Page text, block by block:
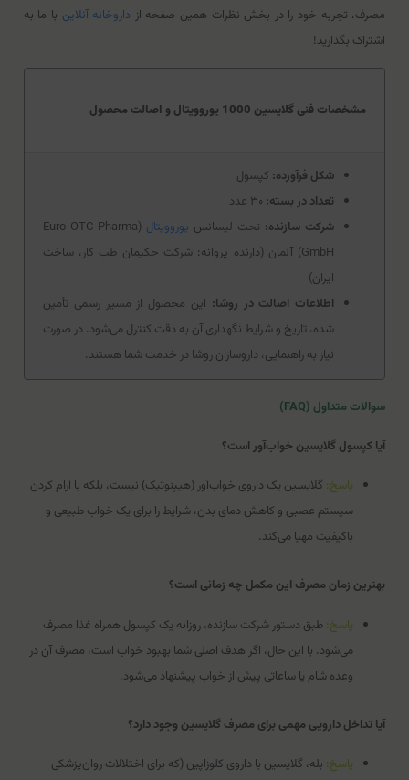
مصرف، تجربه خود را در بخش نظرات همین صفحه از داروخانه آنلاین با ما به
اشتراک بگذارید!
مشخصات فنی گلایسین 1000 یوروویتال و اصالت محصول
شکل فرآورده: کپسول
تعداد در بسته:
شرکت سازنده: تحت لیسانس یوروویتال (Euro OTC Pharma
GmbH) آلمان (دارنده پروانه: شرکت حکیمان طب کار، ساخت
ایران)
اطلاعات اصالت در روشا: این محصول از مسیر رسمی تأمین
شده، تاریخ و شرایط نگهداری آن به دقت کنترل می‌شود. در صورت
نیاز به راهنمایی، داروسازان روشا در خدمت شما هستند.
سوالات متداول (FAQ)
آیا کپسول گلایسین خواب‌آور است؟
پاسخ: گلایسین یک داروی خواب‌آور (هیپنوتیک) نیست، بلکه با آرام کردن
سیستم عصبی و کاهش دمای بدن، شرایط را برای یک خواب طبیعی و
باکیفیت مهیا می‌کند.
بهترین زمان مصرف این مکمل چه زمانی است؟
پاسخ:طبق دستور شرکت سازنده، روزانه یک کپسول همراه غذا مصرف
می‌شود. با این حال، اگر هدف اصلی شما بهبود خواب است، مصرف آن در
وعده شام یا ساعاتی پیش از خواب پیشنهاد می‌شود.
آیا تداخل دارویی مهمی برای مصرف گلایسین وجود دارد؟
پاسخ: بله، گلایسین با داروی کلوزاپین (که برای اختلالات روان‌پزشکی